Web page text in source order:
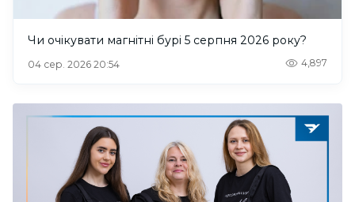
Чи очікувати магнітні бурі 5 серпня 2026 року?
04 сер. 2026 20:54 4,897